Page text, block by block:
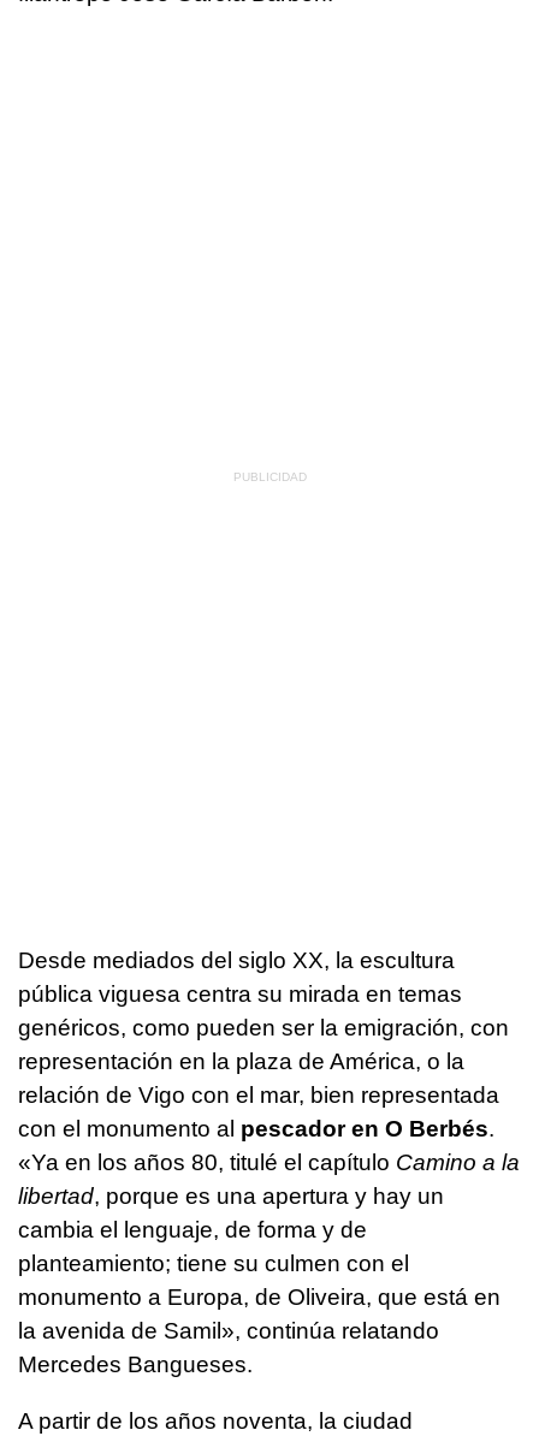
Desde mediados del siglo XX, la escultura
pública viguesa centra su mirada en temas
genéricos, como pueden ser la emigración, con
representación en la plaza de América, o la
relación de Vigo con el mar, bien representada
con el monumento al pescador en O Berbés.
«Ya en los años 80, titulé el capítulo Camino a la
libertad, porque es una apertura y hay un
cambia el lenguaje, de forma y de
planteamiento; tiene su culmen con el
monumento a Europa, de Oliveira, que está en
la avenida de Samil», continúa relatando
Mercedes Bangueses.
A partir de los años noventa, la ciudad